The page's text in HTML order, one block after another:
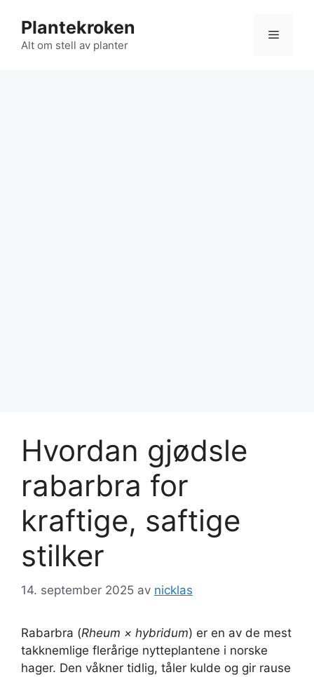
innhold
Plantekroken
Alt om stell av planter
Meny
Hvordan gjødsle
rabarbra for
kraftige, saftige
stilker
14. september 2025 av nicklas
Rabarbra (Rheum × hybridum) er en av de mest
takknemlige flerårige nytteplantene i norske
hager. Den våkner tidlig, tåler kulde og gir rause